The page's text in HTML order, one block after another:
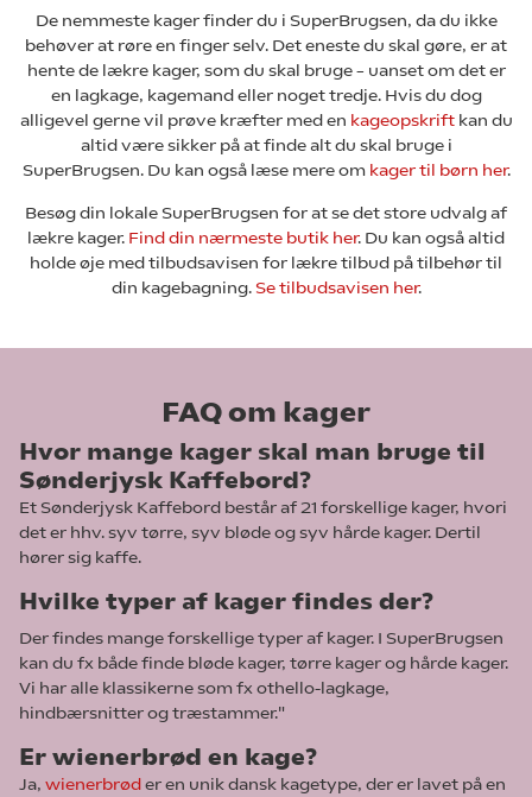
De nemmeste kager finder du i SuperBrugsen, da du ikke
behøver at røre en finger selv. Det eneste du skal gøre, er at
hente de lækre kager, som du skal bruge – uanset om det er
en lagkage, kagemand eller noget tredje. Hvis du dog
alligevel gerne vil prøve kræfter med en kageopskriftkan du
altid være sikker på at finde alt du skal bruge i
SuperBrugsen. Du kan også læse mere om kager til børn her.
Besøg din lokale SuperBrugsen for at se det store udvalg af
lækre kager. Find din nærmeste butik her. Du kan også altid
holde øje med tilbudsavisen for lækre tilbud på tilbehør til
din kagebagning.Se tilbudsavisen her.
FAQ om kager
Hvor mange kager skal man bruge til
Sønderjysk Kaffebord?
Et Sønderjysk Kaffebord består af 21 forskellige kager, hvori
det er hhv. syv tørre, syv bløde og syv hårde kager. Dertil
hører sig kaffe.
Hvilke typer af kager findes der?
Der findes mange forskellige typer af kager. I SuperBrugsen
kan du fx både finde bløde kager, tørre kager og hårde kager.
Vi har alle klassikerne som fx othello-lagkage,
hindbærsnitter og træstammer."
Er wienerbrød en kage?
Ja, wienerbrøder en unik dansk kagetype, der er lavet på en